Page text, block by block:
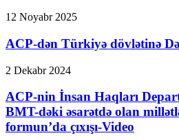
12 Noyabr 2025
ACP-dən Türkiyə dövlətinə
2 Dekabr 2024
ACP-nin İnsan Haqları
BMT-dəki əsarətdə olan
formun’da çıxışı-Video